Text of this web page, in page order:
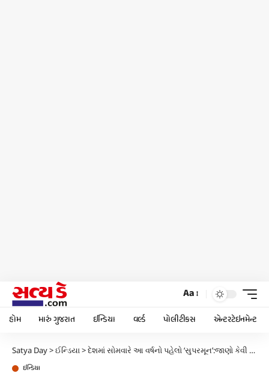
Aa
હોમ મારું ગુજરાત ઈન્ડિયા વર્લ્ડ પોલીટીકસ એન્ટરટેઇનમેન્ટ
Satya Day>ઈન્ડિયા >દેશમાં સોમવારે આ વર્ષનો પહેલો ‘સુપરમૂન’:જાણો કેવી રીતે જોઈ શકાશે આ અતિ દુર્લભ નજારો
ઈન્ડિયા